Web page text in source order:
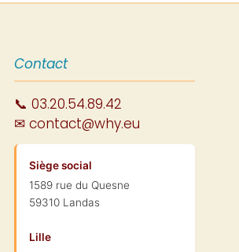
Contact
📞 03.20.54.89.42
✉ contact@why.eu
Siège social
1589 rue du Quesne
59310 Landas
Lille